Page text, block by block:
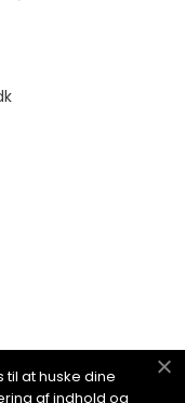
at huske dine
af indhold og